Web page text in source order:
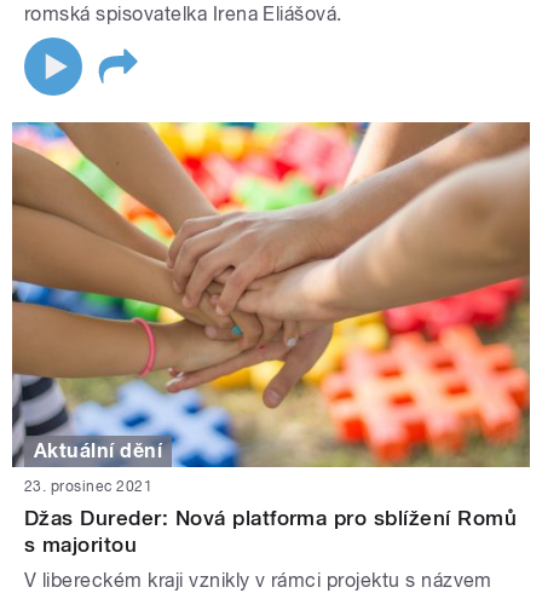
romská spisovatelka Irena Eliášová.
Aktuální dění
23. prosinec 2021
Džas Dureder: Nová platforma pro sblížení Romů
s majoritou
V libereckém kraji vznikly v rámci projektu s názvem